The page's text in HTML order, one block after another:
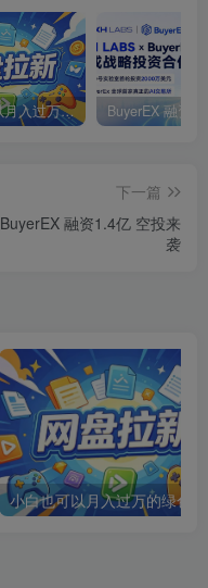
小白也可以月入过万的绿色项目
下一篇
BuyerEX 融资1.4亿 空投来
袭
小白也可以月入过万的绿色